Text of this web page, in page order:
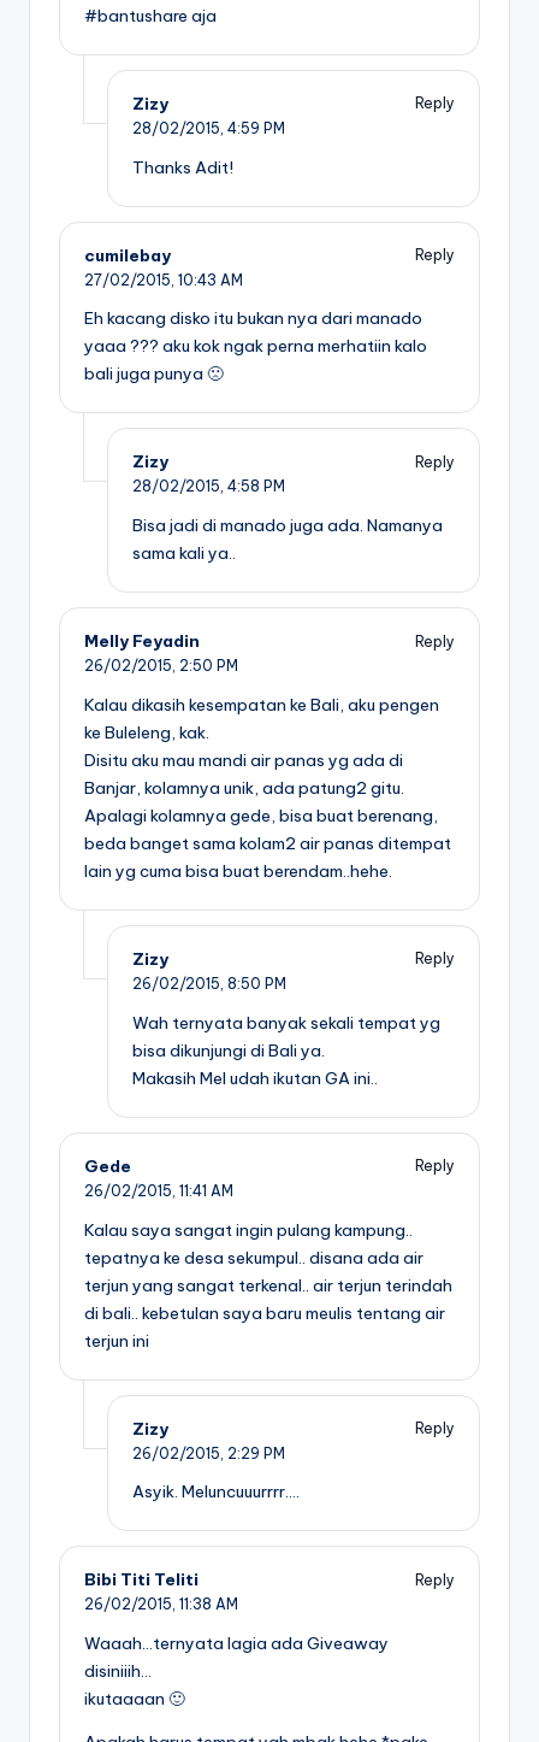
#bantushare aja
Zizy
Reply
28/02/2015, 4:59 PM
Thanks Adit!
cumilebay
Reply
27/02/2015, 10:43 AM
Eh kacang disko itu bukan nya dari manado
yaaa ??? aku kok ngak perna merhatiin kalo
bali juga punya 🙁
Zizy
Reply
28/02/2015, 4:58 PM
Bisa jadi di manado juga ada. Namanya
sama kali ya..
Melly Feyadin
Reply
26/02/2015, 2:50 PM
Kalau dikasih kesempatan ke Bali, aku pengen
ke Buleleng, kak.
Disitu aku mau mandi air panas yg ada di
Banjar, kolamnya unik, ada patung2 gitu.
Apalagi kolamnya gede, bisa buat berenang,
beda banget sama kolam2 air panas ditempat
lain yg cuma bisa buat berendam..hehe.
Zizy
Reply
26/02/2015, 8:50 PM
Wah ternyata banyak sekali tempat yg
bisa dikunjungi di Bali ya.
Makasih Mel udah ikutan GA ini..
Gede
Reply
26/02/2015, 11:41 AM
Kalau saya sangat ingin pulang kampung..
tepatnya ke desa sekumpul.. disana ada air
terjun yang sangat terkenal.. air terjun terindah
di bali.. kebetulan saya baru meulis tentang air
terjun ini
Zizy
Reply
26/02/2015, 2:29 PM
Asyik. Meluncuuurrrr….
Bibi Titi Teliti
Reply
26/02/2015, 11:38 AM
Waaah…ternyata lagia ada Giveaway
disiniiih…
ikutaaaan 🙂